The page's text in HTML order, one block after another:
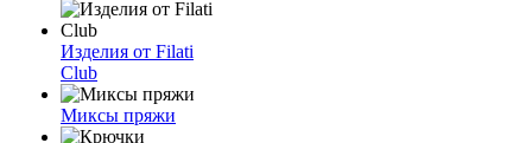
Изделия от Filati
Club
Миксы пряжи